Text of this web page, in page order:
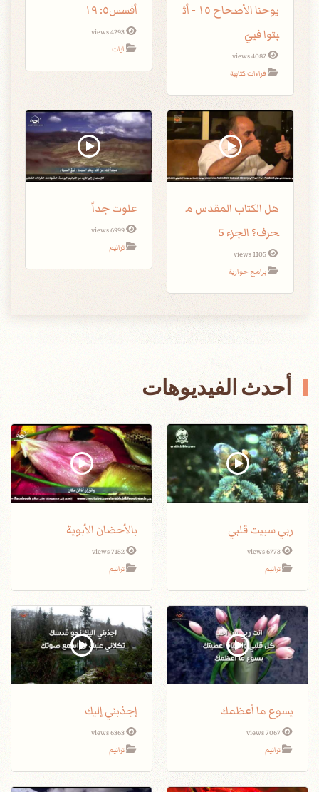
يوحنا الأصحاح ١٥ - أث
بتوا فييَ
4087 views
قراءات كتابية
أفسس٥: ١٩
4293 views
آيات
هل الكتاب المقدس م
حرف؟ الجزء 5
1105 views
برامج حوارية
علوت جداً
6999 views
ترانيم
أحدث الفيديوهات
ربي سبيت قلبي
6773 views
ترانيم
بالأحضان الأبوية
7152 views
ترانيم
يسوع ما أعظمك
7067 views
ترانيم
إجذبني إليك
6363 views
ترانيم